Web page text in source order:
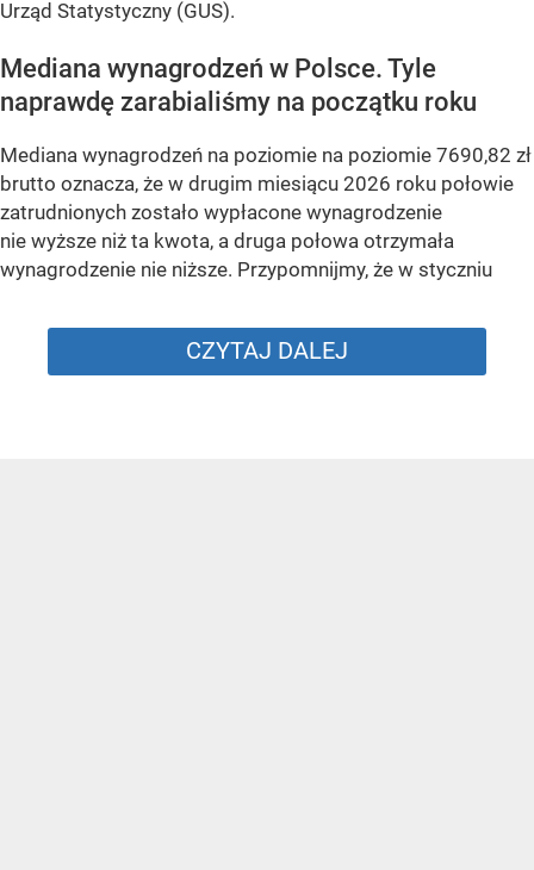
Urząd Statystyczny (GUS).
Mediana wynagrodzeń w Polsce. Tyle
naprawdę zarabialiśmy na początku roku
Mediana wynagrodzeń na poziomie na poziomie 7690,82 zł
brutto oznacza, że w drugim miesiącu 2026 roku połowie
zatrudnionych zostało wypłacone wynagrodzenie
nie wyższe niż ta kwota, a druga połowa otrzymała
wynagrodzenie nie niższe. Przypomnijmy, że w styczniu
CZYTAJ DALEJ